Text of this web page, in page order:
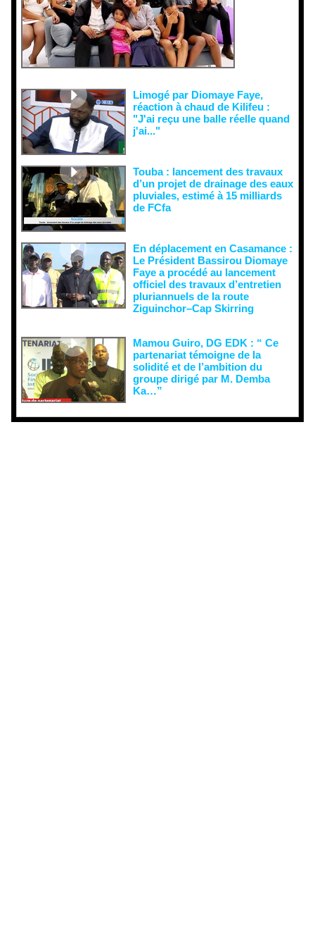
Limogé par Diomaye Faye,
réaction à chaud de Kilifeu :
"J'ai reçu une balle réelle quand
j'ai..."
Touba : lancement des travaux
d’un projet de drainage des eaux
pluviales, estimé à 15 milliards
de FCfa ‎
En déplacement en Casamance :
Le Président Bassirou Diomaye
Faye a procédé au lancement
officiel des travaux d’entretien
pluriannuels de la route
Ziguinchor–Cap Skirring
Mamou Guiro, DG EDK : “ Ce
partenariat témoigne de la
solidité et de l’ambition du
groupe dirigé par M. Demba
Ka…”